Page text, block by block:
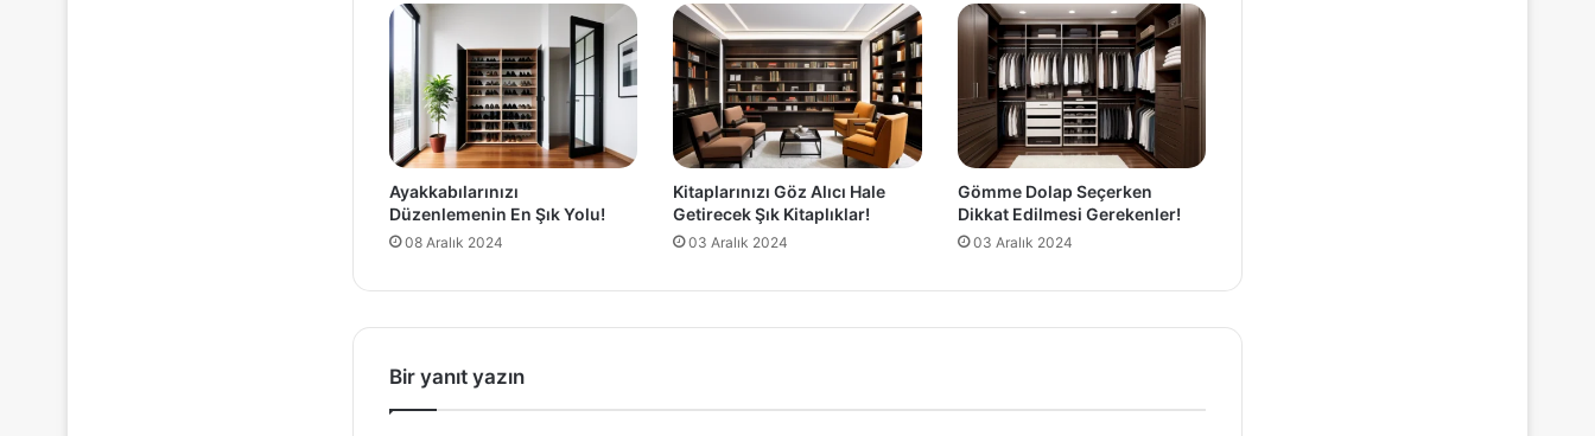
Ayakkabılarınızı
Düzenlemenin En Şık Yolu!
08 Aralık 2024
Kitaplarınızı Göz Alıcı Hale
Getirecek Şık Kitaplıklar!
03 Aralık 2024
Gömme Dolap Seçerken
Dikkat Edilmesi Gerekenler!
03 Aralık 2024
Bir yanıt yazın